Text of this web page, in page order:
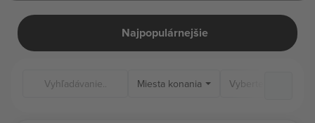
Najpopulárnejšie
Miesta konania